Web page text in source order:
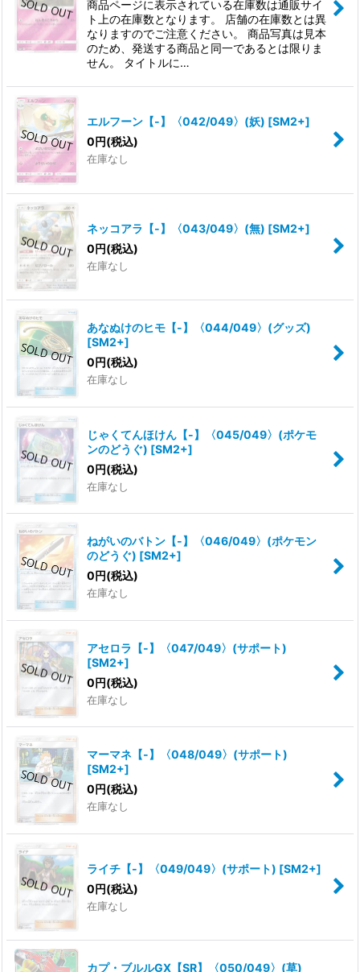
商品ページに表示されている在庫数は通販サイ
ト上の在庫数となります。 店舗の在庫数とは異
なりますのでご注意ください。 商品写真は見本
のため、発送する商品と同一であるとは限りま
せん。 タイトルに…
エルフーン【-】〈042/049〉(妖) [SM2+]
0円(税込)
在庫なし
ネッコアラ【-】〈043/049〉(無) [SM2+]
0円(税込)
在庫なし
あなぬけのヒモ【-】〈044/049〉(グッズ)
[SM2+]
0円(税込)
在庫なし
じゃくてんほけん【-】〈045/049〉(ポケモ
ンのどうぐ) [SM2+]
0円(税込)
在庫なし
ねがいのバトン【-】〈046/049〉(ポケモン
のどうぐ) [SM2+]
0円(税込)
在庫なし
アセロラ【-】〈047/049〉(サポート)
[SM2+]
0円(税込)
在庫なし
マーマネ【-】〈048/049〉(サポート)
[SM2+]
0円(税込)
在庫なし
ライチ【-】〈049/049〉(サポート) [SM2+]
0円(税込)
在庫なし
カプ・ブルルGX【SR】〈050/049〉(草)